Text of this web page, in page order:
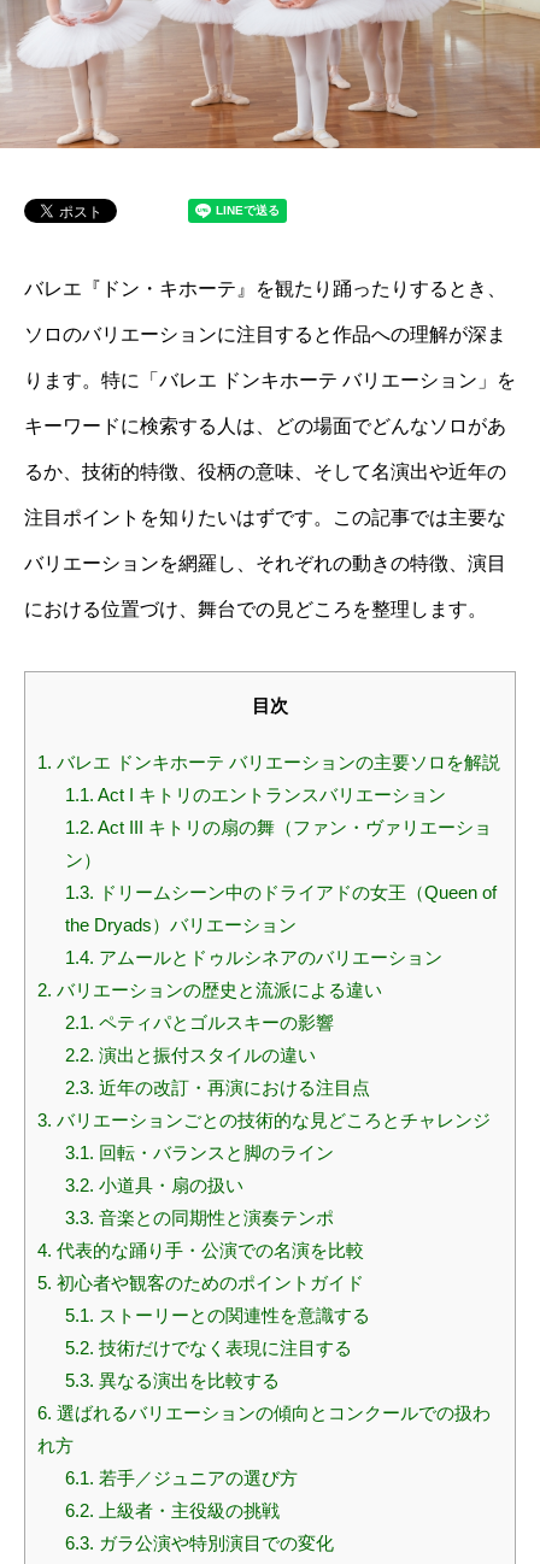
バレエ『ドン・キホーテ』を観たり踊ったりするとき、
ソロのバリエーションに注目すると作品への理解が深ま
ります。特に「バレエ ドンキホーテ バリエーション」を
キーワードに検索する人は、どの場面でどんなソロがあ
るか、技術的特徴、役柄の意味、そして名演出や近年の
注目ポイントを知りたいはずです。この記事では主要な
バリエーションを網羅し、それぞれの動きの特徴、演目
における位置づけ、舞台での見どころを整理します。
目次
1. バレエ ドンキホーテ バリエーションの主要ソロを解説
1.1. Act I キトリのエントランスバリエーション
1.2. Act III キトリの扇の舞（ファン・ヴァリエーショ
ン）
1.3. ドリームシーン中のドライアドの女王（Queen of
the Dryads）バリエーション
1.4. アムールとドゥルシネアのバリエーション
2. バリエーションの歴史と流派による違い
2.1. ペティパとゴルスキーの影響
2.2. 演出と振付スタイルの違い
2.3. 近年の改訂・再演における注目点
3. バリエーションごとの技術的な見どころとチャレンジ
3.1. 回転・バランスと脚のライン
3.2. 小道具・扇の扱い
3.3. 音楽との同期性と演奏テンポ
4. 代表的な踊り手・公演での名演を比較
5. 初心者や観客のためのポイントガイド
5.1. ストーリーとの関連性を意識する
5.2. 技術だけでなく表現に注目する
5.3. 異なる演出を比較する
6. 選ばれるバリエーションの傾向とコンクールでの扱わ
れ方
6.1. 若手／ジュニアの選び方
6.2. 上級者・主役級の挑戦
6.3. ガラ公演や特別演目での変化